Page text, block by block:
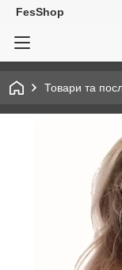
FesShop
Товари та